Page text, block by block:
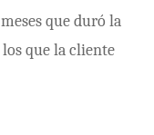
que duró la
que la cliente